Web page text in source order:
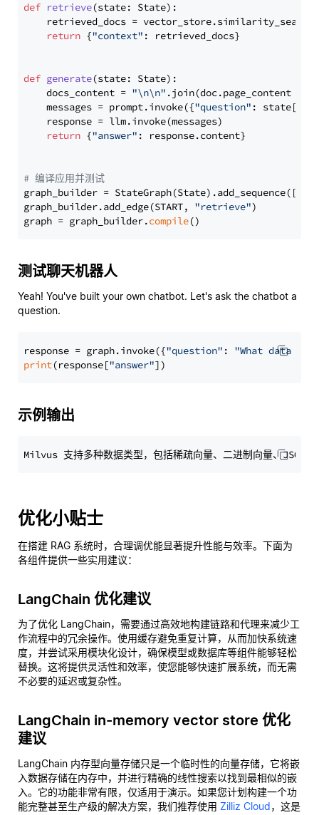
def retrieve(state: State):
retrieved_docs =
return {"context" : retrieved_docs}
def generate(state: State):
    docs_content =
"\n\n" .join(doc.page_content
    messages = prompt.invoke({
"question" : state[
    response = llm.invoke(messages)
return {"answer" : response.content}
# 编译应用并测试
graph_builder =
graph_builder.add_edge(START, "retrieve")
graph = graph_builder.compile
测试聊天机器人
Yeah! You've built your own chatbot. Let's ask the chatbot a
question.
response = graph.invoke({"question" : "What data
print(response["answer"
示例输出
优化小贴士
在搭建 RAG 系统时，合理调优能显著提升性能与效率。下面为
各组件提供一些实用建议：
LangChain 优化建议
为了优化 LangChain，需要通过高效地构建链路和代理来减少工
作流程中的冗余操作。使用缓存避免重复计算，从而加快系统速
度，并尝试采用模块化设计，确保模型或数据库等组件能够轻松
替换。这将提供灵活性和效率，使您能够快速扩展系统，而无需
不必要的延迟或复杂性。
LangChain in-memory vector store 优化
建议
LangChain 内存型向量存储只是一个临时性的向量存储，它将嵌
入数据存储在内存中，并进行精确的线性搜索以找到最相似的嵌
入。它的功能非常有限，仅适用于演示。如果您计划构建一个功
能完整甚至生产级的解决方案，我们推荐使用 Zilliz Cloud，这是